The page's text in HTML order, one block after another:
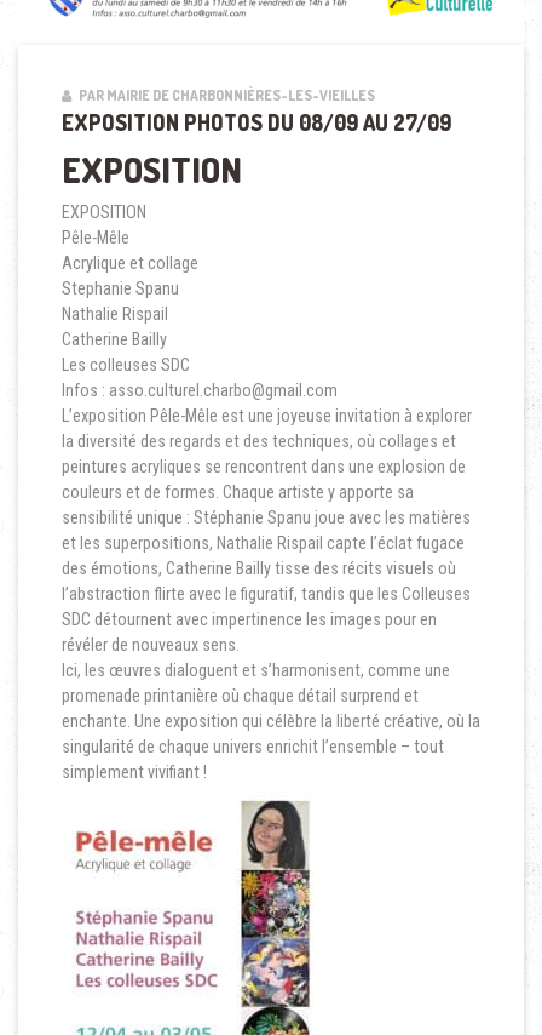
PAR MAIRIE DE CHARBONNIÈRES-LES-VIEILLES
EXPOSITION PHOTOS DU 08/09 AU 27/09
EXPOSITION
EXPOSITION
Pêle-Mêle
Acrylique et collage
Stephanie Spanu
Nathalie Rispail
Catherine Bailly
Les colleuses SDC
Infos : asso.culturel.charbo@gmail.com
L’exposition Pêle-Mêle est une joyeuse invitation à explorer
la diversité des regards et des techniques, où collages et
peintures acryliques se rencontrent dans une explosion de
couleurs et de formes. Chaque artiste y apporte sa
sensibilité unique : Stéphanie Spanu joue avec les matières
et les superpositions, Nathalie Rispail capte l’éclat fugace
des émotions, Catherine Bailly tisse des récits visuels où
l’abstraction flirte avec le figuratif, tandis que les Colleuses
SDC détournent avec impertinence les images pour en
révéler de nouveaux sens.
Ici, les œuvres dialoguent et s’harmonisent, comme une
promenade printanière où chaque détail surprend et
enchante. Une exposition qui célèbre la liberté créative, où la
singularité de chaque univers enrichit l’ensemble – tout
simplement vivifiant !